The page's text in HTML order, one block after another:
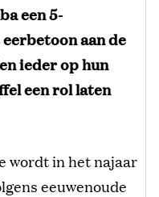
een 5-
aan de
ieder op hun
een rol laten
wordt in het najaar
eeuwenoude